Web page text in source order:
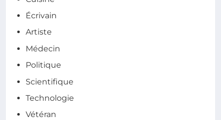
Écrivain
Artiste
Médecin
Politique
Scientifique
Technologie
Vétéran